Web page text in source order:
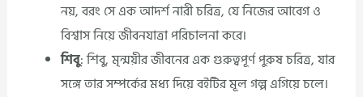
নয়, বরং সে এক আদর্শ নারী চরিত্র, যে নিজের আবেগ ও
বিশ্বাস নিয়ে জীবনযাত্রা পরিচালনা করে।
শিবু: শিবু, মৃন্ময়ীর জীবনের এক গুরুত্বপূর্ণ পুরুষ চরিত্র, যার
সঙ্গে তার সম্পর্কের মধ্য দিয়ে বইটির মূল গল্প এগিয়ে চলে।